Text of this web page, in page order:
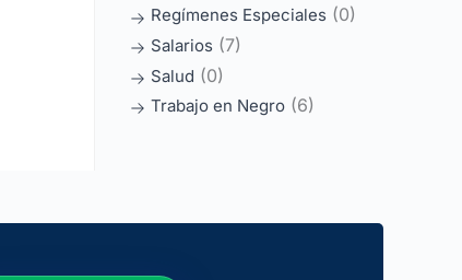
Regímenes Especiales (0)
Salarios (7)
Salud (0)
Trabajo en Negro (6)